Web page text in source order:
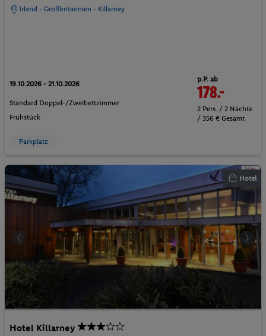
Irland - Großbritannien - Killarney
19.10.2026 - 21.10.2026
Standard Doppel-/Zweibettzimmer
Frühstück
p.P. ab
178.-
2 Pers. / 2 Nächte
/ 356 € Gesamt
Parkplatz
Hotel
Hotel Killarney